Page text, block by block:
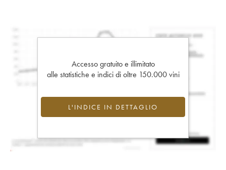
Accesso gratuito e illimitato
alle statistiche e indici di oltre 150.000 vini
L'INDICE IN DETTAGLIO